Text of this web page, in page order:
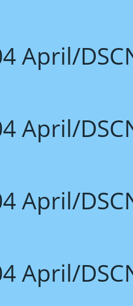
April/
April/
April/
April/